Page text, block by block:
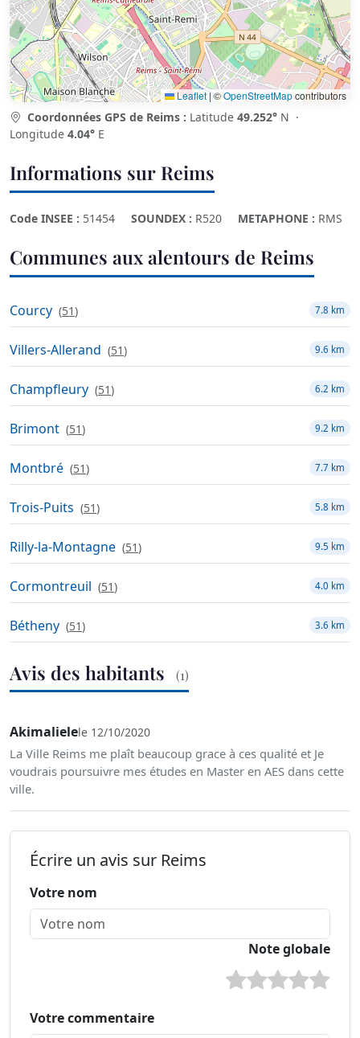
Leaflet |©OpenStreetMapcontributors
Coordonnées GPS de Reims : Latitude 49.252° N ·
Longitude 4.04° E
Informations sur Reims
Code INSEE : 51454 SOUNDEX : R520 METAPHONE : RMS
Communes aux alentours de Reims
Courcy (51) 7.8 km
Villers-Allerand (51) 9.6 km
Champfleury (51) 6.2 km
Brimont (51) 9.2 km
Montbré (51) 7.7 km
Trois-Puits (51) 5.8 km
Rilly-la-Montagne (51) 9.5 km
Cormontreuil (51) 4.0 km
Bétheny (51) 3.6 km
Avis des habitants (1)
Akimalielele 12/10/2020
La Ville Reims me plaît beaucoup grace à ces qualité et Je
voudrais poursuivre mes études en Master en AES dans cette
ville.
Écrire un avis sur Reims
Votre nom
Note globale
Votre commentaire